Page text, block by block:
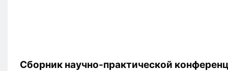
Сборник научно-практической